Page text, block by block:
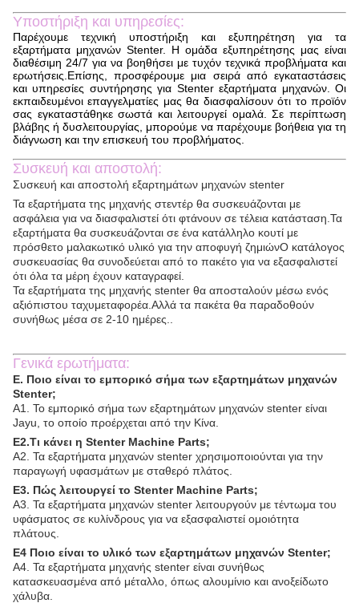
Υποστήριξη και υπηρεσίες:
Παρέχουμε τεχνική υποστήριξη και εξυπηρέτηση για τα
εξαρτήματα μηχανών Stenter. Η ομάδα εξυπηρέτησης μας είναι
διαθέσιμη 24/7 για να βοηθήσει με τυχόν τεχνικά προβλήματα και
ερωτήσεις.Επίσης, προσφέρουμε μια σειρά από εγκαταστάσεις
και υπηρεσίες συντήρησης για Stenter εξαρτήματα μηχανών. Οι
εκπαιδευμένοι επαγγελματίες μας θα διασφαλίσουν ότι το προϊόν
σας εγκαταστάθηκε σωστά και λειτουργεί ομαλά. Σε περίπτωση
βλάβης ή δυσλειτουργίας, μπορούμε να παρέχουμε βοήθεια για τη
διάγνωση και την επισκευή του προβλήματος.
Συσκευή και αποστολή:
Συσκευή και αποστολή εξαρτημάτων μηχανών stenter
Τα εξαρτήματα της μηχανής στεντέρ θα συσκευάζονται με
ασφάλεια για να διασφαλιστεί ότι φτάνουν σε τέλεια κατάσταση.Τα
εξαρτήματα θα συσκευάζονται σε ένα κατάλληλο κουτί με
πρόσθετο μαλακωτικό υλικό για την αποφυγή ζημιώνΟ κατάλογος
συσκευασίας θα συνοδεύεται από το πακέτο για να εξασφαλιστεί
ότι όλα τα μέρη έχουν καταγραφεί.
Τα εξαρτήματα της μηχανής stenter θα αποσταλούν μέσω ενός
αξιόπιστου ταχυμεταφορέα.Αλλά τα πακέτα θα παραδοθούν
συνήθως μέσα σε 2-10 ημέρες..
Γενικά ερωτήματα:
Ε. Ποιο είναι το εμπορικό σήμα των εξαρτημάτων μηχανών
Stenter;
Α1. Το εμπορικό σήμα των εξαρτημάτων μηχανών stenter είναι
Jayu, το οποίο προέρχεται από την Κίνα.
Ε2.Τι κάνει η Stenter Machine Parts;
Α2. Τα εξαρτήματα μηχανών stenter χρησιμοποιούνται για την
παραγωγή υφασμάτων με σταθερό πλάτος.
Ε3. Πώς λειτουργεί το Stenter Machine Parts;
Α3. Τα εξαρτήματα μηχανών stenter λειτουργούν με τέντωμα του
υφάσματος σε κυλίνδρους για να εξασφαλιστεί ομοιότητα
πλάτους.
Ε4 Ποιο είναι το υλικό των εξαρτημάτων μηχανών Stenter;
Α4. Τα εξαρτήματα μηχανής stenter είναι συνήθως
κατασκευασμένα από μέταλλο, όπως αλουμίνιο και ανοξείδωτο
χάλυβα.